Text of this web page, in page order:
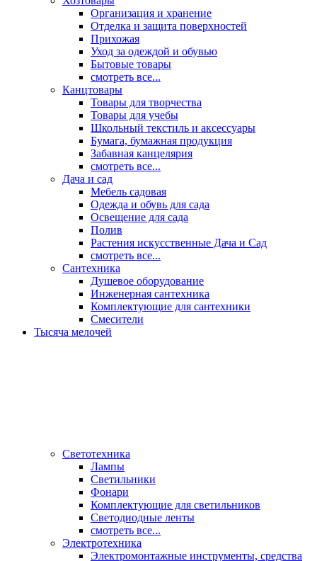
Организация и хранение
Отделка и защита поверхностей
Прихожая
Уход за одеждой и обувью
Бытовые товары
смотреть все...
Канцтовары
Товары для творчества
Товары для учебы
Школьный текстиль и аксессуары
Бумага, бумажная продукция
Забавная канцелярия
смотреть все...
Дача и сад
Мебель садовая
Одежда и обувь для сада
Освещение для сада
Полив
Растения искусственные Дача и Сад
смотреть все...
Сантехника
Душевое оборудование
Инженерная сантехника
Комплектующие для сантехники
Смесители
Тысяча мелочей
Светотехника
Лампы
Светильники
Фонари
Комплектующие для светильников
Светодиодные ленты
смотреть все...
Электротехника
Электромонтажные инструменты, средства